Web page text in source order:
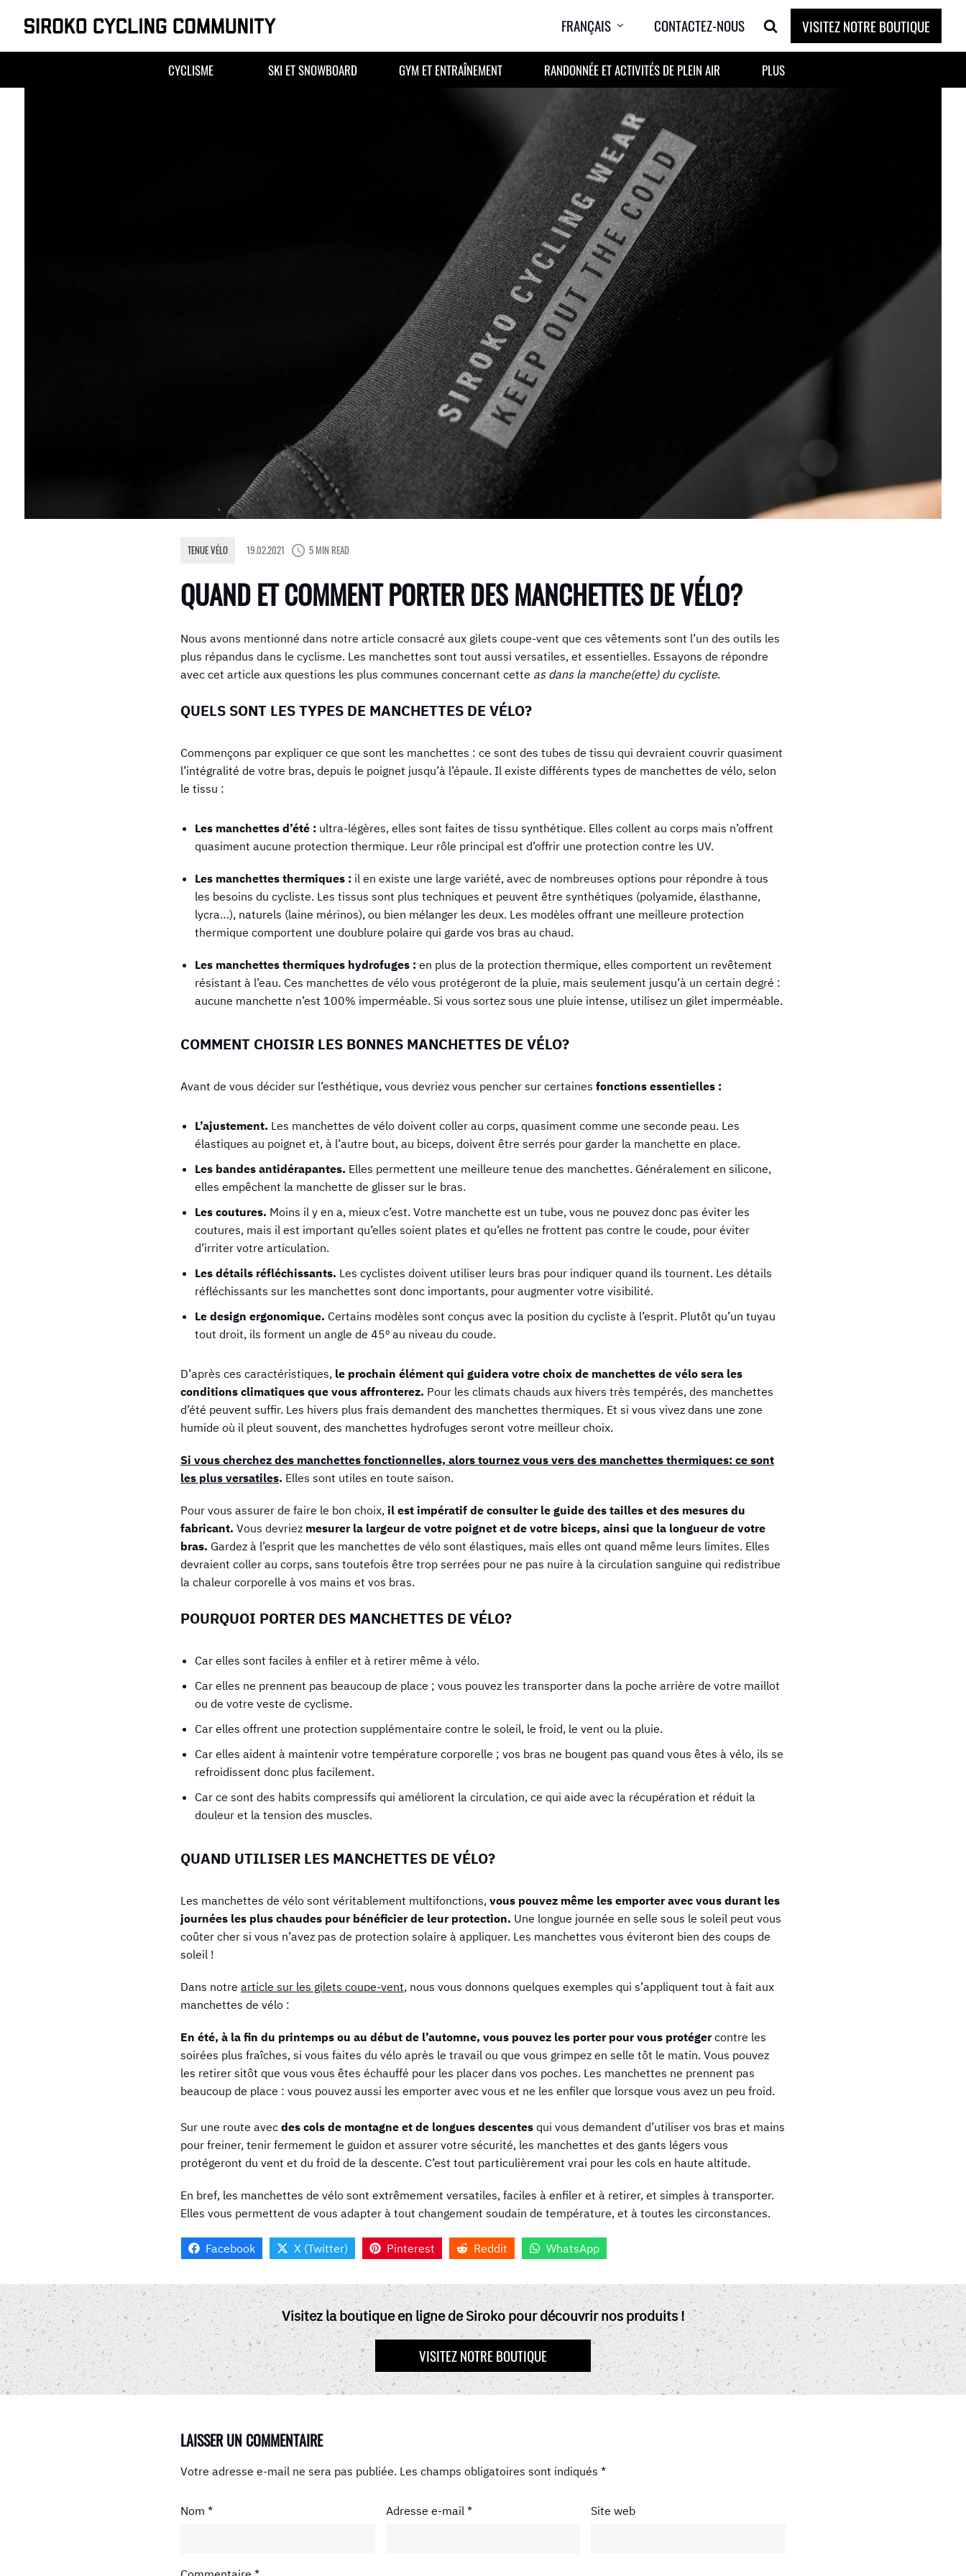
FRANÇAIS CONTACTEZ-NOUS VISITEZ NOTRE BOUTIQUE
CYCLISME SKI ET SNOWBOARD GYM ET ENTRAÎNEMENT RANDONNÉE ET ACTIVITÉS DE PLEIN AIR PLUS
QUAND ET COMMENT PORTER DES MANCHETTES DE VÉLO?
TENUE VÉLO 19.02.2021 5 MIN READ
Nous avons mentionné dans notre article consacré aux gilets coupe-vent que ces vêtements sont l’un des outils les
plus répandus dans le cyclisme. Les manchettes sont tout aussi versatiles, et essentielles. Essayons de répondre
avec cet article aux questions les plus communes concernant cette as dans la manche(ette) du cycliste.
QUELS SONT LES TYPES DE MANCHETTES DE VÉLO?
Commençons par expliquer ce que sont les manchettes : ce sont des tubes de tissu qui devraient couvrir quasiment
l’intégralité de votre bras, depuis le poignet jusqu’à l’épaule. Il existe différents types de manchettes de vélo, selon
le tissu :
Les manchettes d’été : ultra-légères, elles sont faites de tissu synthétique. Elles collent au corps mais n’offrent
quasiment aucune protection thermique. Leur rôle principal est d’offrir une protection contre les UV.
Les manchettes thermiques : il en existe une large variété, avec de nombreuses options pour répondre à tous
les besoins du cycliste. Les tissus sont plus techniques et peuvent être synthétiques (polyamide, élasthanne,
lycra…), naturels (laine mérinos), ou bien mélanger les deux. Les modèles offrant une meilleure protection
thermique comportent une doublure polaire qui garde vos bras au chaud.
Les manchettes thermiques hydrofuges : en plus de la protection thermique, elles comportent un revêtement
résistant à l’eau. Ces manchettes de vélo vous protégeront de la pluie, mais seulement jusqu’à un certain degré :
aucune manchette n’est 100% imperméable. Si vous sortez sous une pluie intense, utilisez un gilet imperméable.
COMMENT CHOISIR LES BONNES MANCHETTES DE VÉLO?
Avant de vous décider sur l’esthétique, vous devriez vous pencher sur certaines fonctions essentielles :
L’ajustement. Les manchettes de vélo doivent coller au corps, quasiment comme une seconde peau. Les
élastiques au poignet et, à l’autre bout, au biceps, doivent être serrés pour garder la manchette en place.
Les bandes antidérapantes. Elles permettent une meilleure tenue des manchettes. Généralement en silicone,
elles empêchent la manchette de glisser sur le bras.
Les coutures. Moins il y en a, mieux c’est. Votre manchette est un tube, vous ne pouvez donc pas éviter les
coutures, mais il est important qu’elles soient plates et qu’elles ne frottent pas contre le coude, pour éviter
d’irriter votre articulation.
Les détails réfléchissants. Les cyclistes doivent utiliser leurs bras pour indiquer quand ils tournent. Les détails
réfléchissants sur les manchettes sont donc importants, pour augmenter votre visibilité.
Le design ergonomique. Certains modèles sont conçus avec la position du cycliste à l’esprit. Plutôt qu’un tuyau
tout droit, ils forment un angle de 45º au niveau du coude.
D’après ces caractéristiques, le prochain élément qui guidera votre choix de manchettes de vélo sera les
conditions climatiques que vous affronterez. Pour les climats chauds aux hivers très tempérés, des manchettes
d’été peuvent suffir. Les hivers plus frais demandent des manchettes thermiques. Et si vous vivez dans une zone
humide où il pleut souvent, des manchettes hydrofuges seront votre meilleur choix.
Si vous cherchez des manchettes fonctionnelles, alors tournez vous vers des manchettes thermiques: ce sont
les plus versatiles. Elles sont utiles en toute saison.
Pour vous assurer de faire le bon choix, il est impératif de consulter le guide des tailles et des mesures du
fabricant. Vous devriez mesurer la largeur de votre poignet et de votre biceps, ainsi que la longueur de votre
bras. Gardez à l’esprit que les manchettes de vélo sont élastiques, mais elles ont quand même leurs limites. Elles
devraient coller au corps, sans toutefois être trop serrées pour ne pas nuire à la circulation sanguine qui redistribue
la chaleur corporelle à vos mains et vos bras.
POURQUOI PORTER DES MANCHETTES DE VÉLO?
Car elles sont faciles à enfiler et à retirer même à vélo.
Car elles ne prennent pas beaucoup de place ; vous pouvez les transporter dans la poche arrière de votre maillot
ou de votre veste de cyclisme.
Car elles offrent une protection supplémentaire contre le soleil, le froid, le vent ou la pluie.
Car elles aident à maintenir votre température corporelle ; vos bras ne bougent pas quand vous êtes à vélo, ils se
refroidissent donc plus facilement.
Car ce sont des habits compressifs qui améliorent la circulation, ce qui aide avec la récupération et réduit la
douleur et la tension des muscles.
QUAND UTILISER LES MANCHETTES DE VÉLO?
Les manchettes de vélo sont véritablement multifonctions, vous pouvez même les emporter avec vous durant les
journées les plus chaudes pour bénéficier de leur protection. Une longue journée en selle sous le soleil peut vous
coûter cher si vous n’avez pas de protection solaire à appliquer. Les manchettes vous éviteront bien des coups de
soleil !
Dans notre article sur les gilets coupe-vent, nous vous donnons quelques exemples qui s’appliquent tout à fait aux
manchettes de vélo :
En été, à la fin du printemps ou au début de l’automne, vous pouvez les porter pour vous protégercontre les
soirées plus fraîches, si vous faites du vélo après le travail ou que vous grimpez en selle tôt le matin. Vous pouvez
les retirer sitôt que vous vous êtes échauffé pour les placer dans vos poches. Les manchettes ne prennent pas
beaucoup de place : vous pouvez aussi les emporter avec vous et ne les enfiler que lorsque vous avez un peu froid.
Sur une route avec des cols de montagne et de longues descentes qui vous demandent d’utiliser vos bras et mains
pour freiner, tenir fermement le guidon et assurer votre sécurité, les manchettes et des gants légers vous
protégeront du vent et du froid de la descente. C’est tout particulièrement vrai pour les cols en haute altitude.
En bref, les manchettes de vélo sont extrêmement versatiles, faciles à enfiler et à retirer, et simples à transporter.
Elles vous permettent de vous adapter à tout changement soudain de température, et à toutes les circonstances.
Facebook X (Twitter) Pinterest Reddit WhatsApp
Visitez la boutique en ligne de Siroko pour découvrir nos produits !
VISITEZ NOTRE BOUTIQUE
LAISSER UN COMMENTAIRE
Votre adresse e-mail ne sera pas publiée. Les champs obligatoires sont indiqués *
Nom * Adresse e-mail * Site web